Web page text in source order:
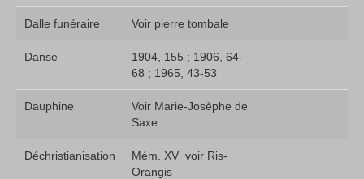
Dalle funéraire Voir pierre tombale
Danse
1904, 155 ; 1906, 64-
68 ; 1965, 43-53
Dauphine
Voir Marie-Josèphe de
Saxe
Déchristianisation
Mém. XV  voir Ris-
Orangis